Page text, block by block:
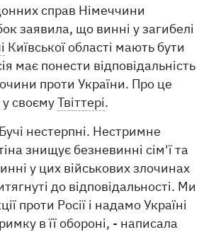
справ Німеччини
заявила, що винні у загибелі
Київської області мають бути
має понести відповідальність
проти України. Про це
у своємуТвіттері.
нестерпні. Нестримне
знищує безневинні сім'ї та
у цих військових злочинах
до відповідальності. Ми
проти Росії і надамо Україні
в її обороні, - написала